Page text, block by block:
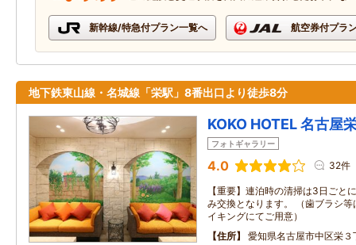
新幹線/特急付プラン一覧へ 航空券付プラ
地下鉄東山線・名城線「栄駅」8番出口より徒歩8分
KOKO HOTEL 名古屋
フォトギャラリー
4.0 32件
【重要】連泊時の清掃は3日ごと
み交換となります。 （歯ブラシ
イキングにてご用意）
住所
愛知県名古屋市中区栄